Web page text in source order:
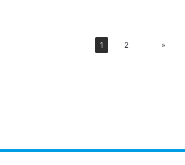
1 2 »Suiv